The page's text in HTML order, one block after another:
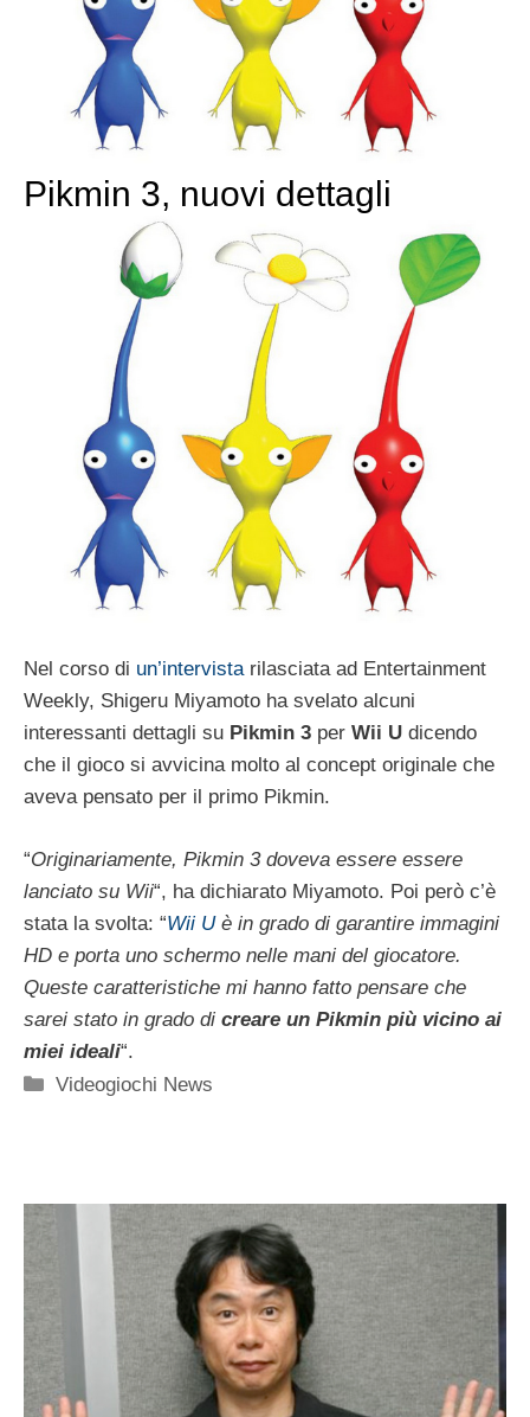
Pikmin 3, nuovi dettagli
Nel corso di un’intervistarilasciata ad Entertainment
Weekly, Shigeru Miyamoto ha svelato alcuni
interessanti dettagli su Pikmin 3 per Wii U dicendo
che il gioco si avvicina molto al concept originale che
aveva pensato per il primo Pikmin.
“Originariamente, Pikmin 3 doveva essere essere
lanciato su Wii“, ha dichiarato Miyamoto. Poi però c’è
stata la svolta: “Wii Uè in grado di garantire immagini
HD e porta uno schermo nelle mani del giocatore.
Queste caratteristiche mi hanno fatto pensare che
sarei stato in grado di creare un Pikmin più vicino ai
miei ideali“.
Categorie
Videogiochi News